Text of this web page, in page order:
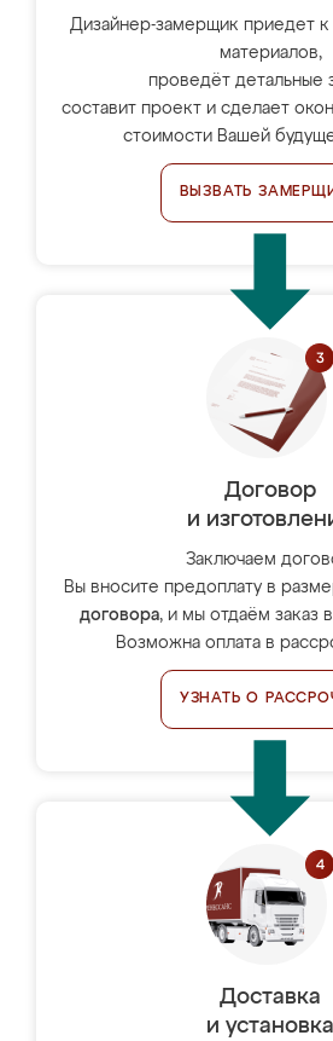
Дизайнер-замерщик приедет к
материалов,
проведёт детальные
составит проект и сделает
стоимости Вашей
ВЫЗВАТЬ
Договор
и
Заключаем
Вы вносите предоплату в
договора, и мы отдаём заказ
Возможна оплата в
УЗНАТЬ О
Доставка
и установка